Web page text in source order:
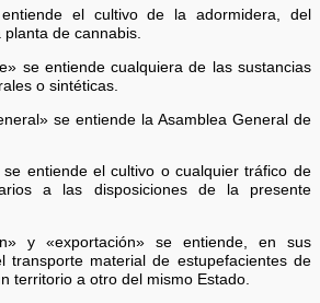
el cultivo de la adormidera, del
de cannabis.
se entiende cualquiera de las sustancias
o sintéticas.
se entiende la Asamblea General de
se entiende el cultivo o cualquier tráfico de
a las disposiciones de la presente
y «exportación» se entiende, en sus
transporte material de estupefacientes de
territorio a otro del mismo Estado.